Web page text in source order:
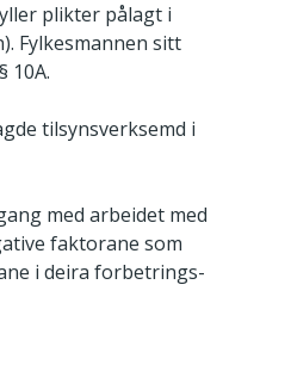
plikter pålagt i
Fylkesmannen sitt
10A.
tilsynsverksemd i
med arbeidet med
faktorane som
i deira forbetrings-